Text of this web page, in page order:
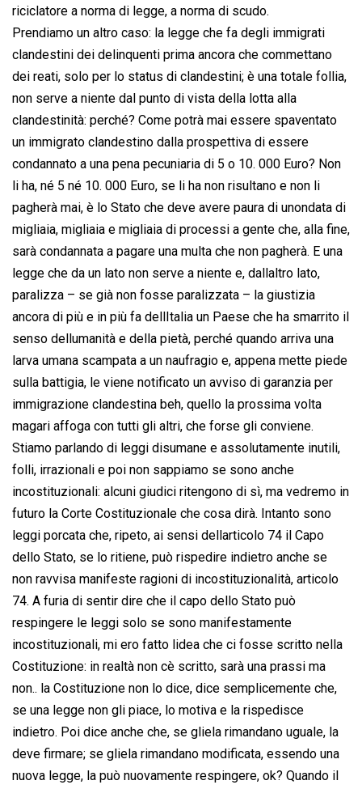
riciclatore a norma di legge, a norma di scudo.
Prendiamo un altro caso: la legge che fa degli immigrati
clandestini dei delinquenti prima ancora che commettano
dei reati, solo per lo status di clandestini; è una totale follia,
non serve a niente dal punto di vista della lotta alla
clandestinità: perché? Come potrà mai essere spaventato
un immigrato clandestino dalla prospettiva di essere
condannato a una pena pecuniaria di 5 o 10. 000 Euro? Non
li ha, né 5 né 10. 000 Euro, se li ha non risultano e non li
pagherà mai, è lo Stato che deve avere paura di unondata di
migliaia, migliaia e migliaia di processi a gente che, alla fine,
sarà condannata a pagare una multa che non pagherà. E una
legge che da un lato non serve a niente e, dallaltro lato,
paralizza – se già non fosse paralizzata – la giustizia
ancora di più e in più fa dellItalia un Paese che ha smarrito il
senso dellumanità e della pietà, perché quando arriva una
larva umana scampata a un naufragio e, appena mette piede
sulla battigia, le viene notificato un avviso di garanzia per
immigrazione clandestina beh, quello la prossima volta
magari affoga con tutti gli altri, che forse gli conviene.
Stiamo parlando di leggi disumane e assolutamente inutili,
folli, irrazionali e poi non sappiamo se sono anche
incostituzionali: alcuni giudici ritengono di sì, ma vedremo in
futuro la Corte Costituzionale che cosa dirà. Intanto sono
leggi porcata che, ripeto, ai sensi dellarticolo 74 il Capo
dello Stato, se lo ritiene, può rispedire indietro anche se
non ravvisa manifeste ragioni di incostituzionalità, articolo
74. A furia di sentir dire che il capo dello Stato può
respingere le leggi solo se sono manifestamente
incostituzionali, mi ero fatto lidea che ci fosse scritto nella
Costituzione: in realtà non cè scritto, sarà una prassi ma
non.. la Costituzione non lo dice, dice semplicemente che,
se una legge non gli piace, lo motiva e la rispedisce
indietro. Poi dice anche che, se gliela rimandano uguale, la
deve firmare; se gliela rimandano modificata, essendo una
nuova legge, la può nuovamente respingere, ok? Quando il